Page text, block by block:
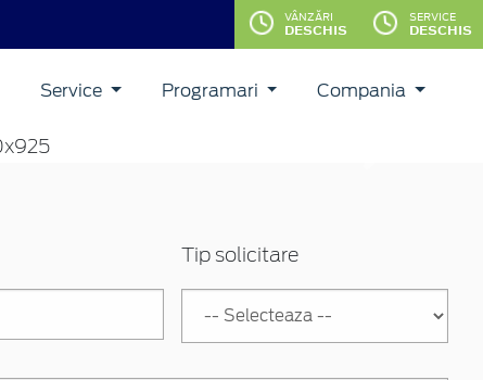
VÂNZĂRI
DESCHIS
SERVICE
DESCHIS
Service Programari Compania
Tip solicitare